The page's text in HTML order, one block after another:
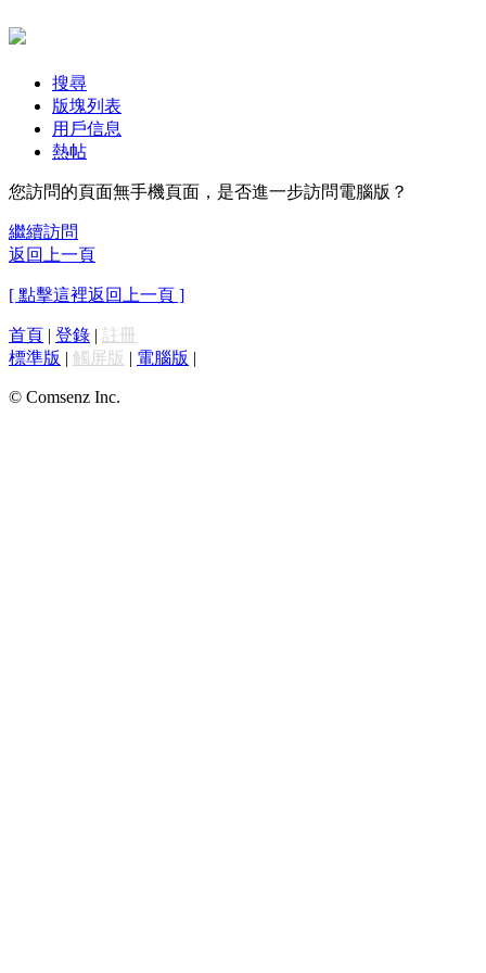
搜尋
版塊列表
用戶信息
熱帖
您訪問的頁面無手機頁面，是否進一步訪問電腦版？
繼續訪問
返回上一頁
[ 點擊這裡返回上一頁 ]
首頁 | 登錄 | 註冊
標準版 | 觸屏版 | 電腦版 |
© Comsenz Inc.